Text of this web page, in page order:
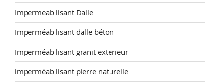
Impermeabilisant Dalle
Imperméabilisant dalle béton
Imperméabilisant granit exterieur
imperméabilisant pierre naturelle